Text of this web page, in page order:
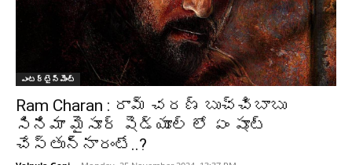
ఎంటర్టైన్మెంట్
Ram Charan : రామ్ చరణ్ బుచ్చిబాబు
సినిమా మైసూర్ షెడ్యూల్ లో ఏం షూట్
చేస్తున్నారంటే..?